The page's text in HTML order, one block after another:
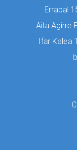
Errabal
Aita Agirre
Ifar Kalea